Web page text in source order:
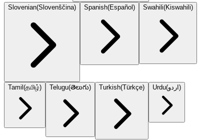
Slovenian(Slovenščina) Spanish(Español) Swahili(Kiswahili)
Tamil(தமிழ்) Telugu(తెలుగు) Turkish(Türkçe) Urdu(اردو)